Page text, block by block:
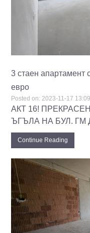
3 стаен апартамент
евро
Posted on: 2023-11-17
АКТ 16!
ЪГЪЛА НА БУЛ.
Continue Reading